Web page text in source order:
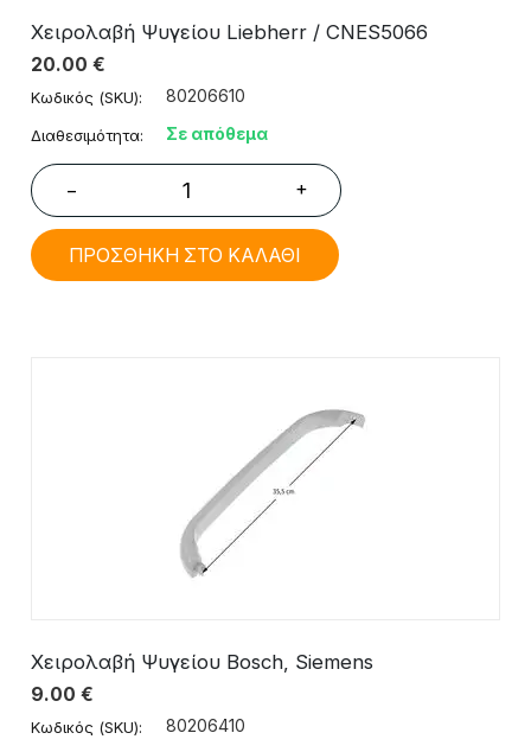
Χειρολαβή Ψυγείου Liebherr / CNES5066
20.00 €
Κωδικός (SKU): 80206610
Διαθεσιμότητα: Σε απόθεμα
− +
ΠΡΟΣΘΗΚΗ ΣΤΟ ΚΑΛΑΘΙ
Χειρολαβή Ψυγείου Bosch, Siemens
9.00 €
Κωδικός (SKU): 80206410